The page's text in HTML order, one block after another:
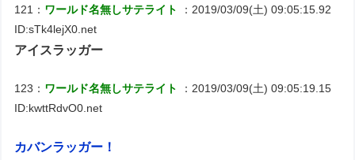
121： ワールド名無しサテライト
：2019/03/09(土) 09:05:15.92
ID:sTk4lejX0.net
アイスラッガー
123： ワールド名無しサテライト
：2019/03/09(土) 09:05:19.15
ID:kwttRdvO0.net
カバンラッガー！